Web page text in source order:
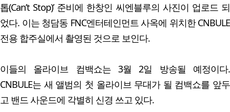
톱(Can’t Stop)’ 준비에 한창인 씨엔블루의 사진이 업로드 되
었다. 이는 청담동 FNC엔터테인먼트 사옥에 위치한 CNBULE
전용 합주실에서 촬영된 것으로 보인다.
이들의 올라이브 컴백쇼는 3월 2일 방송될 예정이다.
CNBULE는 새 앨범의 첫 올라이브 무대가 될 컴백쇼를 앞두
고 밴드 사운드에 각별히 신경 쓰고 있다.